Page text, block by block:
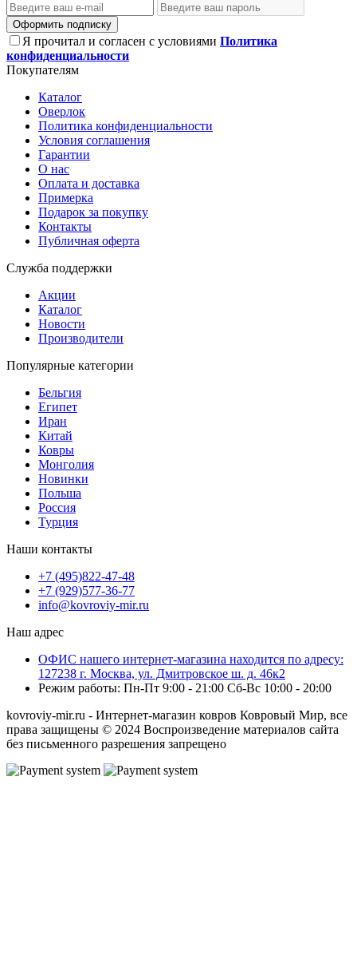
Оформить подписку
Я прочитал и согласен с условиями Политика
конфиденциальности
Покупателям
Каталог
Оверлок
Политика конфиденциальности
Условия соглашения
Гарантии
О нас
Оплата и доставка
Примерка
Подарок за покупку
Контакты
Публичная оферта
Служба поддержки
Акции
Каталог
Новости
Производители
Популярные категории
Бельгия
Египет
Иран
Китай
Ковры
Монголия
Новинки
Польша
Россия
Турция
Наши контакты
+7 (495)822-47-48
+7 (929)577-36-77
info@kovroviy-mir.ru
Наш адрес
ОФИС нашего интернет-магазина находится по адресу:
127238 г. Москва, ул. Дмитровское ш. д. 46к2
Режим работы: Пн-Пт 9:00 - 21:00 Сб-Вс 10:00 - 20:00
kovroviy-mir.ru - Интернет-магазин ковров Ковровый Мир, все
права защищены © 2024 Воспроизведение материалов сайта
без письменного разрешения запрещено